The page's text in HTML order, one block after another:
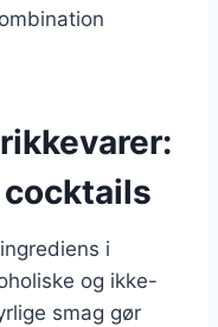
i
og ikke-
smag gør